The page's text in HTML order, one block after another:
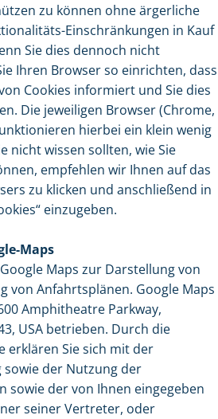
zu können ohne ärgerliche
Einschränkungen in Kauf
Sie dies dennoch nicht
Ihren Browser so einrichten, dass
Cookies informiert und Sie dies
Die jeweiligen Browser (Chrome,
hierbei ein klein wenig
nicht wissen sollten, wie Sie
empfehlen wir Ihnen auf das
zu klicken und anschließend in
einzugeben.
Maps
Maps zur Darstellung von
von Anfahrtsplänen. Google Maps
Amphitheatre Parkway,
USA betrieben. Durch die
erklären Sie sich mit der
sowie der Nutzung der
sowie der von Ihnen eingegeben
seiner Vertreter, oder